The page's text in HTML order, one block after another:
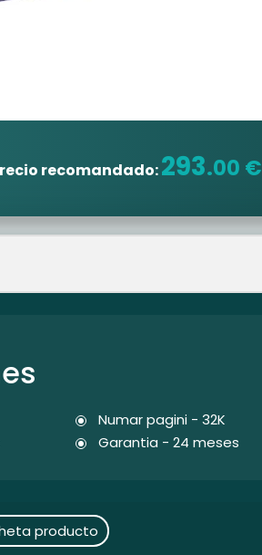
recomandado:293.00 €
Numar pagini - 32K
Garantia - 24 meses
producto